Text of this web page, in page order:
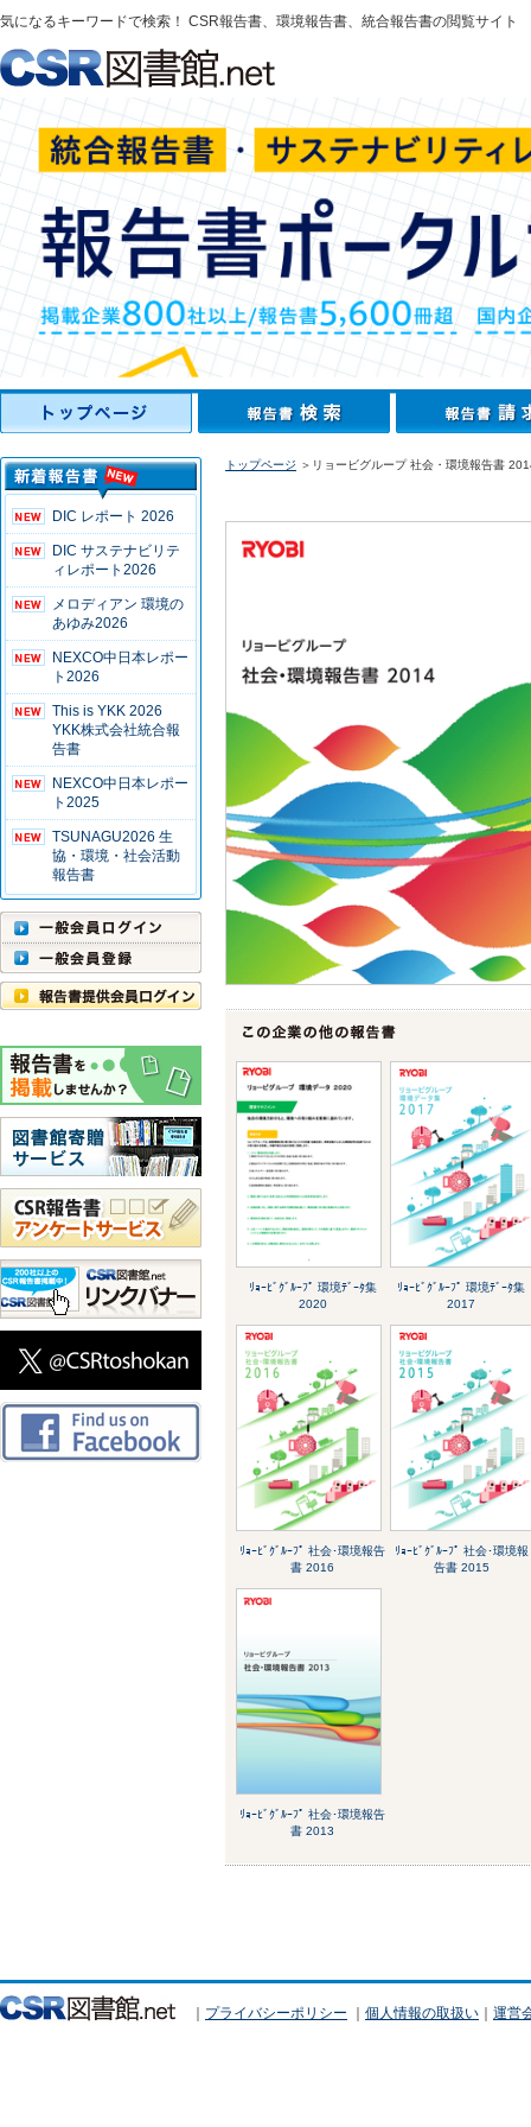
気になるキーワードで検索！ CSR報告書、環境報告書、統合報告書の閲覧サイト
DIC レポート 2026
DIC サステナビリテ
ィレポート2026
メロディアン 環境の
あゆみ2026
NEXCO中日本レポー
ト2026
This is YKK 2026
YKK株式会社統合報
告書
NEXCO中日本レポー
ト2025
TSUNAGU2026 生
協・環境・社会活動
報告書
トップページ ＞リョービグループ 社会・環境報告書
ﾘｮｰﾋﾞｸﾞﾙｰﾌﾟ 環境ﾃﾞｰﾀ集
2020
ﾘｮｰﾋﾞｸﾞﾙｰﾌﾟ 環境ﾃﾞｰﾀ集
2017
ﾘｮｰﾋﾞｸﾞﾙｰﾌﾟ 社会･環境報告
書 2016
ﾘｮｰﾋﾞｸﾞﾙｰﾌﾟ 社会･環境報
告書 2015
ﾘｮｰﾋﾞｸﾞﾙｰﾌﾟ 社会･環境報告
書 2013
｜ プライバシーポリシー ｜ 個人情報の取扱い ｜ 運営